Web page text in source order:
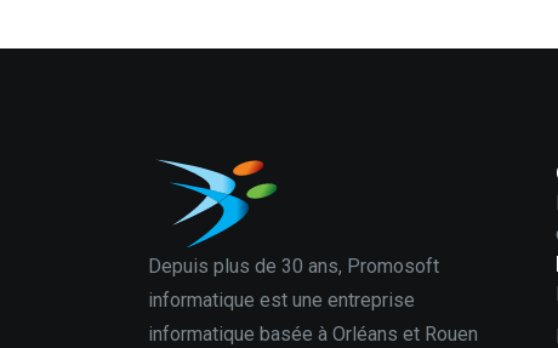
Depuis plus de 30 ans, Promosoft
informatique est une entreprise
informatique basée à Orléans et Rouen